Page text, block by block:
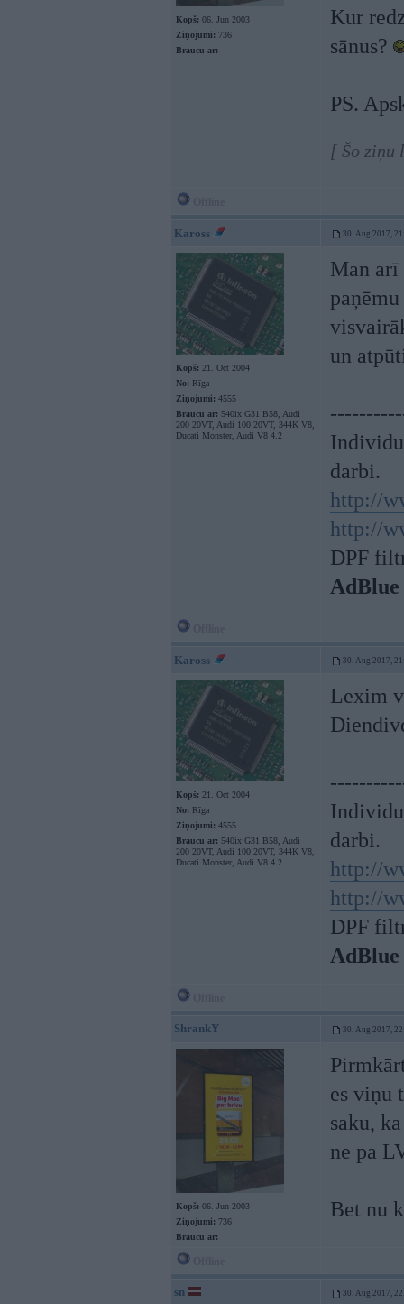
Kopš: 06. Jun 2003
Ziņojumi: 736
Braucu ar:
Kur
sānus?
PS.
[ Šo ziņu
Kaross 30. Aug 2017,
Kopš: 21. Oct 2004
No: Rīga
Ziņojumi: 4555
Braucu ar: 540ix G31 B58, Audi
200 20VT, Audi 100 20VT, 344K V8,
Ducati Monster, Audi V8 4.2
Man arī
un
darbi.
http://
http://
DPF
Kaross 30. Aug 2017,
Kopš: 21. Oct 2004
No: Rīga
Ziņojumi: 4555
Braucu ar: 540ix G31 B58, Audi
200 20VT, Audi 100 20VT, 344K V8,
Ducati Monster, Audi V8 4.2
Lexim
darbi.
http://
http://
DPF
ShrankY 30. Aug 2017,
Kopš: 06. Jun 2003
Ziņojumi: 736
Braucu ar:
es viņu
saku,
ne pa
Bet nu
sn 30. Aug 2017,